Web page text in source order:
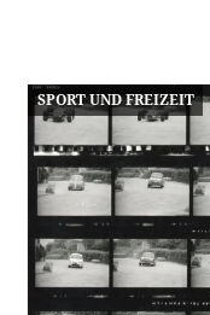
SPORT UND FREIZEIT